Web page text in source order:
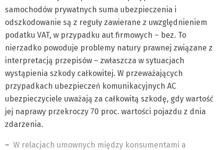
samochodów prywatnych suma ubezpieczenia i
odszkodowanie są z reguły zawierane z uwzględnieniem
podatku VAT, w przypadku aut firmowych – bez. To
nierzadko powoduje problemy natury prawnej związane z
interpretacją przepisów – zwłaszcza w sytuacjach
wystąpienia szkody całkowitej. W przeważających
przypadkach ubezpieczeń komunikacyjnych AC
ubezpieczyciele uważają za całkowitą szkodę, gdy wartość
jej naprawy przekroczy 70 proc. wartości pojazdu z dnia
zdarzenia.
– W relacjach umownych między konsumentami a